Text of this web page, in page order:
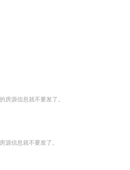
房源信息就不要发了。
源信息就不要发了。